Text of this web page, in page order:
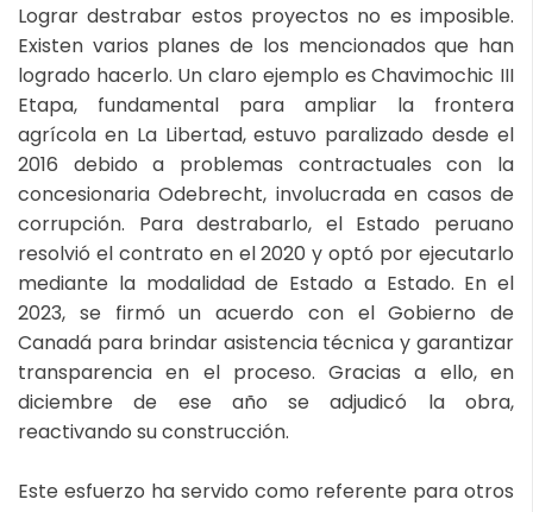
Lograr destrabar estos proyectos no es imposible.
Existen varios planes de los mencionados que han
logrado hacerlo. Un claro ejemplo es Chavimochic III
Etapa, fundamental para ampliar la frontera
agrícola en La Libertad, estuvo paralizado desde el
2016 debido a problemas contractuales con la
concesionaria Odebrecht, involucrada en casos de
corrupción. Para destrabarlo, el Estado peruano
resolvió el contrato en el 2020 y optó por ejecutarlo
mediante la modalidad de Estado a Estado. En el
2023, se firmó un acuerdo con el Gobierno de
Canadá para brindar asistencia técnica y garantizar
transparencia en el proceso. Gracias a ello, en
diciembre de ese año se adjudicó la obra,
reactivando su construcción.
Este esfuerzo ha servido como referente para otros